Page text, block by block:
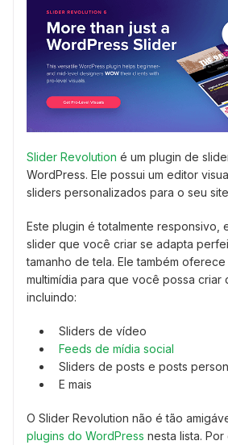
Slider Revolution é um plugin de
WordPress. Ele possui um editor
sliders personalizados para o seu
Este plugin é totalmente responsivo,
slider que você criar se adapta
tamanho de tela. Ele também
multimídia para que você possa criar
incluindo:
Sliders de vídeo
Feeds de mídia social
Sliders de posts e posts
E mais
O Slider Revolution não é tão
plugins do WordPress nesta lista.